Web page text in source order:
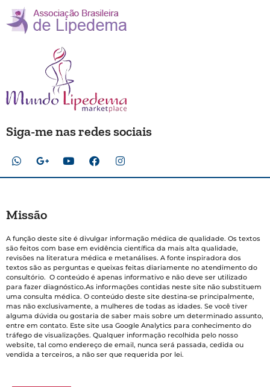
Siga-me nas redes sociais
Missão
A função deste site é divulgar informação médica de qualidade. Os textos
são feitos com base em evidência científica da mais alta qualidade,
revisões na literatura médica e metanálises. A fonte inspiradora dos
textos são as perguntas e queixas feitas diariamente no atendimento do
consultório. O conteúdo é apenas informativo e não deve ser utilizado
para fazer diagnóstico.As informações contidas neste site não substituem
uma consulta médica. O conteúdo deste site destina-se principalmente,
mas não exclusivamente, a mulheres de todas as idades. Se você tiver
alguma dúvida ou gostaria de saber mais sobre um determinado assunto,
entre em contato. Este site usa Google Analytics para conhecimento do
tráfego de visualizações. Qualquer informação recolhida pelo nosso
website, tal como endereço de email, nunca será passada, cedida ou
vendida a terceiros, a não ser que requerida por lei.